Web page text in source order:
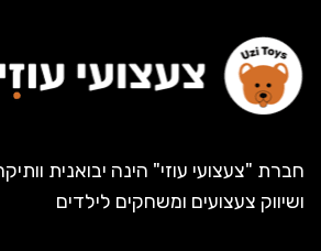
חברת "צעצועי עוזי" הינה יבואנית
ושיווק צעצועים ומשחקים לילדים